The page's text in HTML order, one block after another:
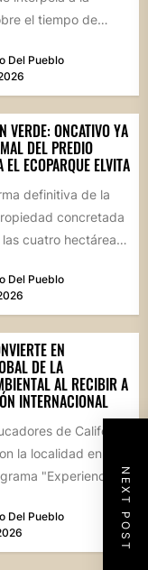
NEXT POST
el tiempo de
Del Pueblo
VERDE: ONCATIVO YA
DEL PREDIO
EL ECOPARQUE ELVITA
definitiva de la
concretada
cuatro hectáreas
Del Pueblo
EN
DE LA
AL RECIBIR A
INTERNACIONAL
de California
la localidad en el
"Experiencia
Del Pueblo